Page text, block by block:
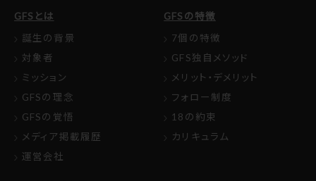
GFSとは
誕生の背景
対象者
ミッション
GFSの理念
GFSの覚悟
メディア掲載履歴
運営会社
GFSの特徴
7個の特徴
GFS独自メソッド
メリット・デメリット
フォロー制度
18の約束
カリキュラム